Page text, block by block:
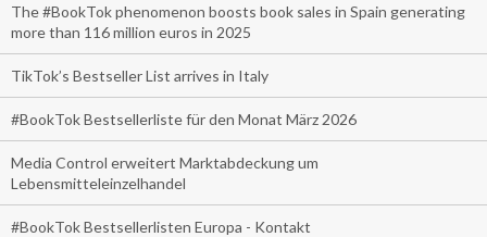
The #BookTok phenomenon boosts book sales in Spain generating
more than 116 million euros in 2025
TikTok’s Bestseller List arrives in Italy
#BookTok Bestsellerliste für den Monat März 2026
Media Control erweitert Marktabdeckung um
Lebensmitteleinzelhandel
#BookTok Bestsellerlisten Europa - Kontakt